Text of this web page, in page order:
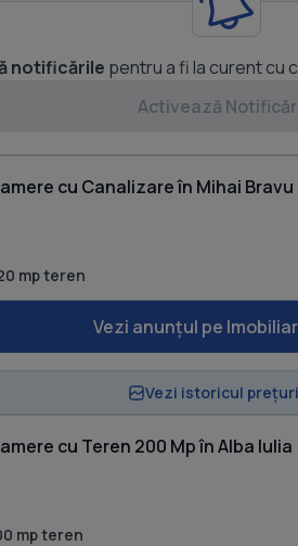
notificările pentru a fi la curent cu
Activează
cu Canalizare în Mihai Bravu
mp teren
Vezi anunțul pe
Vezi istoricul
cu Teren 200 Mp în Alba Iulia
mp teren